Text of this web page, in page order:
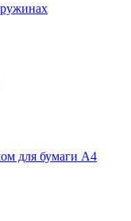
для бумаги А4